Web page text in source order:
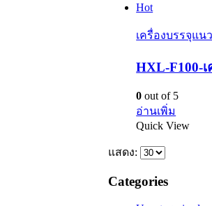
Hot
เครื่องบรรจุแน
HXL-F100-
0 out of 5
อ่านเพิ่ม
Quick View
แสดง:
Categories